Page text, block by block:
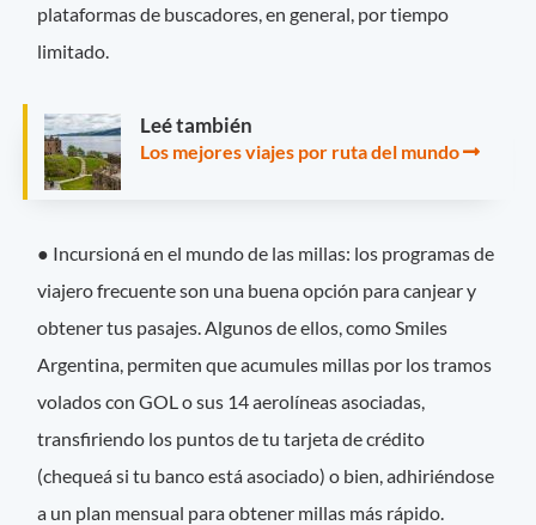
plataformas de buscadores, en general, por tiempo
limitado.
Leé también
Los mejores viajes por ruta del mundo
● Incursioná en el mundo de las millas: los programas de
viajero frecuente son una buena opción para canjear y
obtener tus pasajes. Algunos de ellos, como Smiles
Argentina, permiten que acumules millas por los tramos
volados con GOL o sus 14 aerolíneas asociadas,
transfiriendo los puntos de tu tarjeta de crédito
(chequeá si tu banco está asociado) o bien, adhiriéndose
a un plan mensual para obtener millas más rápido.